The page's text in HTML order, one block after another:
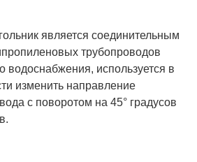
является соединительным
трубопроводов
водоснабжения, используется в
изменить направление
с поворотом на 45° градусов